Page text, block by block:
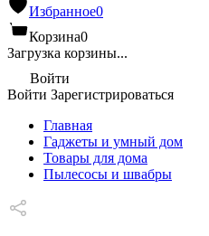
Избранное0
Корзина0
Загрузка корзины...
Войти
Войти Зарегистрироваться
Главная
Гаджеты и умный дом
Товары для дома
Пылесосы и швабры